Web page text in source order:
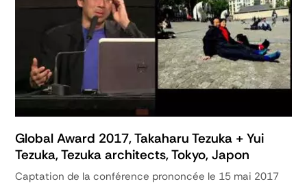
Global Award 2017, Takaharu Tezuka + Yui
Tezuka, Tezuka architects, Tokyo, Japon
Captation de la conférence prononcée le 15 mai 2017